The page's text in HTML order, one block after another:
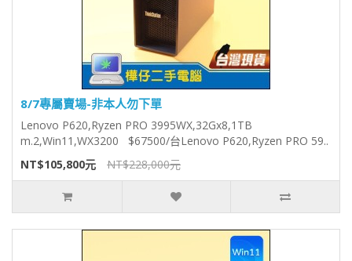
8/7專屬賣場-非本人勿下單
Lenovo P620,Ryzen PRO 3995WX,32Gx8,1TB
m.2,Win11,WX3200 $67500/台Lenovo P620,Ryzen PRO 59..
NT$105,800元
NT$228,000元